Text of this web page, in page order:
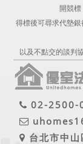
開競標
得標後可尋求代墊
以及不點交的談判
02-2500-
台北市中